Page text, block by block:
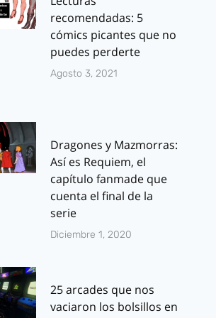
recomendadas: 5
cómics picantes que no
puedes perderte
Agosto 3, 2021
Dragones y Mazmorras:
Así es Requiem, el
capítulo fanmade que
cuenta el final de la
serie
Diciembre 1, 2020
25 arcades que nos
vaciaron los bolsillos en